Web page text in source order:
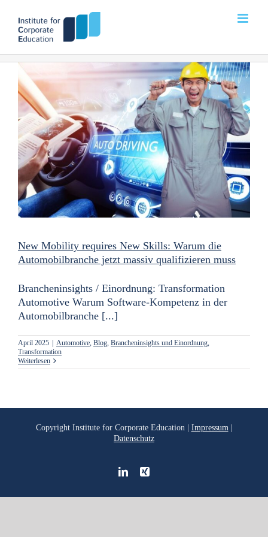
Inhalt
springen
New Mobility requires New Skills: Warum die
Automobilbranche jetzt massiv qualifizieren muss
Brancheninsights / Einordnung: Transformation
Automotive Warum Software-Kompetenz in der
Automobilbranche [...]
April 2025 | Automotive Blog Brancheninsights und Einordnung
Transformation
Weiterlesen
Copyright Institute for Corporate Education | Impressum |
Datenschutz
LinkedInXing